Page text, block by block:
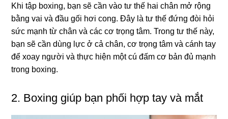
Khi tập boxing, bạn sẽ cần vào tư thế hai chân mở rộng
bằng vai và đầu gối hơi cong. Đây là tư thế đứng đòi hỏi
sức mạnh từ chân và các cơ trọng tâm. Trong tư thế này,
bạn sẽ cần dùng lực ở cả chân, cơ trọng tâm và cánh tay
để xoay người và thực hiện một cú đấm cơ bản đủ mạnh
trong boxing.
2. Boxing giúp bạn phối hợp tay và mắt